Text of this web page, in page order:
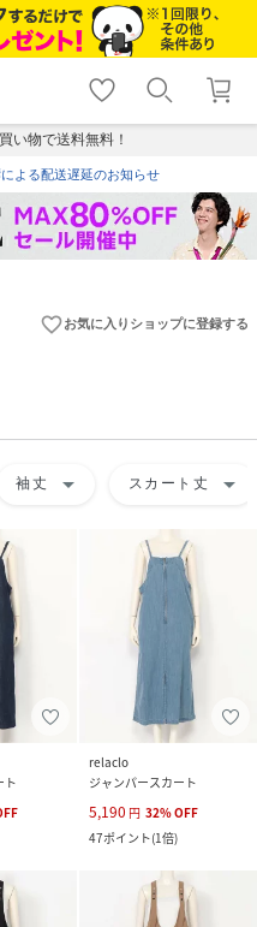
shopping_cart lock_outline
ログイン
い物で送料無料！
よる配送遅延のお知らせ
favorite_borderお気に入りショップに登録する
袖丈 arrow_drop_down スカート丈 arrow_drop_down
ト
relaclo
ジャンパースカート
5,190 円 32%OFF
47ポイント(1倍)